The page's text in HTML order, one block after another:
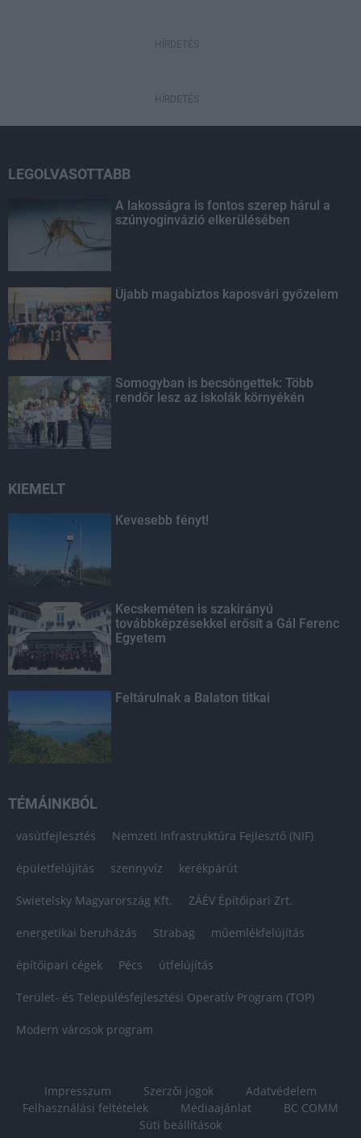
HÍRDETÉS
HÍRDETÉS
LEGOLVASOTTABB
A lakosságra is fontos szerep hárul a
szúnyoginvázió elkerülésében
Újabb magabiztos kaposvári győzelem
Somogyban is becsöngettek: Több
rendőr lesz az iskolák környékén
KIEMELT
Kevesebb fényt!
Kecskeméten is szakirányú
továbbképzésekkel erősít a Gál Ferenc
Egyetem
Feltárulnak a Balaton titkai
TÉMÁINKBÓL
vasútfejlesztés Nemzeti Infrastruktúra Fejlesztő (NIF)
épületfelújítás szennyvíz kerékpárút
Swietelsky Magyarország Kft. ZÁÉV Építőipari Zrt.
energetikai beruházás Strabag műemlékfelújítás
építőipari cégek Pécs útfelújítás
Terület- és Településfejlesztési Operatív Program (TOP)
Modern városok program
Impresszum Szerzői jogok
Adatvédelem
Felhasználási feltételek
Médiaajánlat
BC COMM
Süti beállítások